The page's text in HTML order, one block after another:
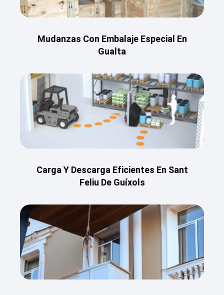
Mudanzas Con Embalaje Especial En
Gualta
Carga Y Descarga Eficientes En Sant
Feliu De Guíxols